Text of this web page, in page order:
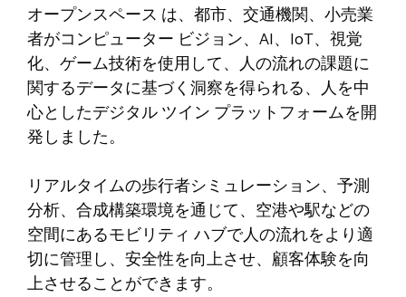
オープンスペース は、都市、交通機関、小売業
者がコンピューター ビジョン、AI、IoT、視覚
化、ゲーム技術を使用して、人の流れの課題に
関するデータに基づく洞察を得られる、人を中
心としたデジタル ツイン プラットフォームを開
発しました。
リアルタイムの歩行者シミュレーション、予測
分析、合成構築環境を通じて、空港や駅などの
空間にあるモビリティ ハブで人の流れをより適
切に管理し、安全性を向上させ、顧客体験を向
上させることができます。